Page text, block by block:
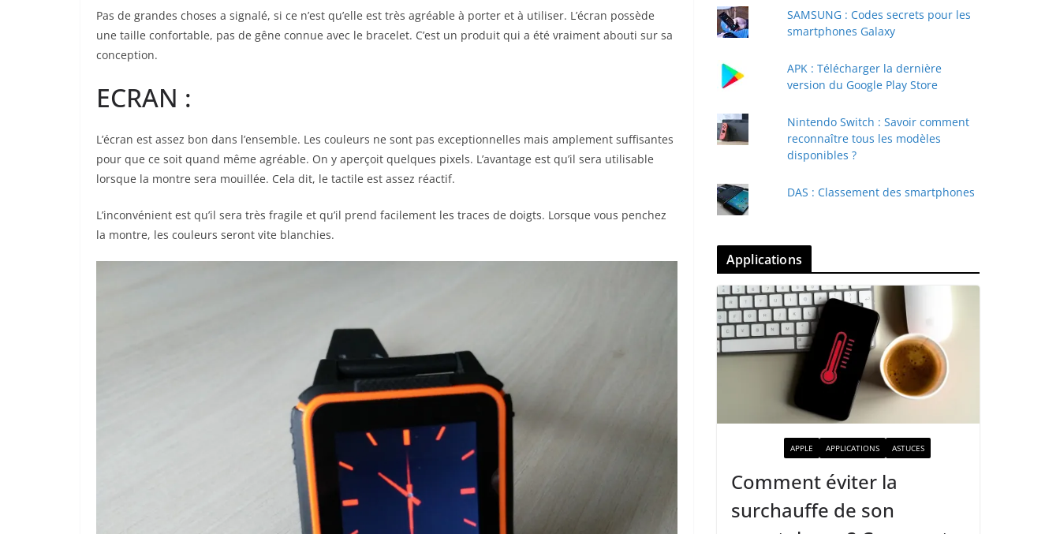
Pas de grandes choses a signalé, si ce n’est qu’elle est très agréable à porter et à utiliser. L’écran possède
une taille confortable, pas de gêne connue avec le bracelet. C’est un produit qui a été vraiment abouti sur sa
conception.
ECRAN :
L’écran est assez bon dans l’ensemble. Les couleurs ne sont pas exceptionnelles mais amplement suffisantes
pour que ce soit quand même agréable. On y aperçoit quelques pixels. L’avantage est qu’il sera utilisable
lorsque la montre sera mouillée. Cela dit, le tactile est assez réactif.
L’inconvénient est qu’il sera très fragile et qu’il prend facilement les traces de doigts. Lorsque vous penchez
la montre, les couleurs seront vite blanchies.
SAMSUNG : Codes secrets pour les
smartphones Galaxy
APK : Télécharger la dernière
version du Google Play Store
Nintendo Switch : Savoir comment
reconnaître tous les modèles
disponibles ?
DAS : Classement des smartphones
Applications
APPLE APPLICATIONS ASTUCES
Comment éviter la
surchauffe de son